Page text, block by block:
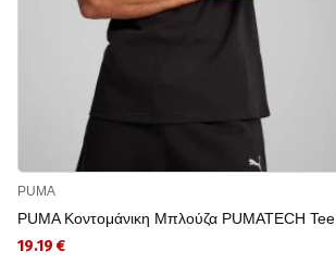
PUMA
PUMA Κοντομάνικη Μπλούζα PUMATECH Tee
19.19 €